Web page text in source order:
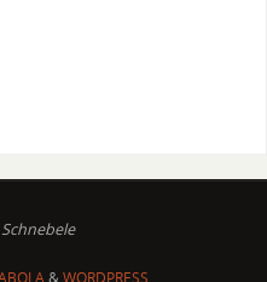
& WORDPRESS.